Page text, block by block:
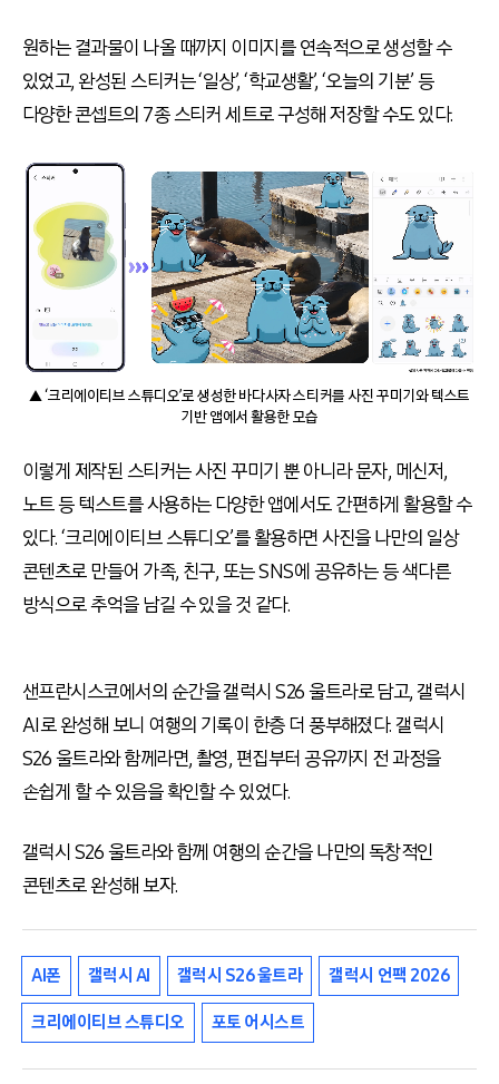
원하는 결과물이 나올 때까지 이미지를 연속적으로 생성할 수
있었고, 완성된 스티커는 ‘일상’, ‘학교생활’, ‘오늘의 기분’ 등
다양한 콘셉트의 7종 스티커 세트로 구성해 저장할 수도 있다.
▲ ‘크리에이티브 스튜디오’로 생성한 바다사자 스티커를 사진 꾸미기와 텍스트
기반 앱에서 활용한 모습
이렇게 제작된 스티커는 사진 꾸미기 뿐 아니라 문자, 메신저,
노트 등 텍스트를 사용하는 다양한 앱에서도 간편하게 활용할 수
있다. ‘크리에이티브 스튜디오’를 활용하면 사진을 나만의 일상
콘텐츠로 만들어 가족, 친구, 또는 SNS에 공유하는 등 색다른
방식으로 추억을 남길 수 있을 것 같다.
샌프란시스코에서의 순간을 갤럭시 S26 울트라로 담고, 갤럭시
AI로 완성해 보니 여행의 기록이 한층 더 풍부해졌다. 갤럭시
S26 울트라와 함께라면, 촬영, 편집부터 공유까지 전 과정을
손쉽게 할 수 있음을 확인할 수 있었다.
갤럭시 S26 울트라와 함께 여행의 순간을 나만의 독창적인
콘텐츠로 완성해 보자.
AI폰 갤럭시 AI 갤럭시 S26 울트라 갤럭시 언팩 2026
크리에이티브 스튜디오 포토 어시스트